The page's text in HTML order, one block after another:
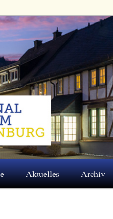
Eschenburg e.V.
Aktuelles Archiv